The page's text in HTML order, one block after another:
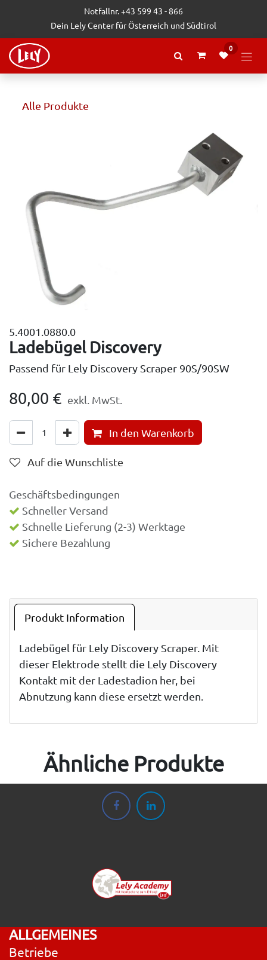
Zum Inhalt springenNotfallnr. +43 599 43 - 866
Dein Lely Center für Österreich und Südtirol
0
Alle Produkte
5.4001.0880.0
Ladebügel Discovery
Passend für Lely Discovery Scraper 90S/90SW
80,00 € exkl. MwSt.
In den Warenkorb
Auf die Wunschliste
Geschäftsbedingungen
Schneller Versand
Schnelle Lieferung (2-3) Werktage
Sichere Bezahlung
Produkt Information
Ladebügel für Lely Discovery Scraper. Mit
dieser Elektrode stellt die Lely Discovery
Kontakt mit der Ladestadion her, bei
Abnutzung kann diese ersetzt werden.
Ähnliche Produkte
ALLGEMEINES
Betriebe